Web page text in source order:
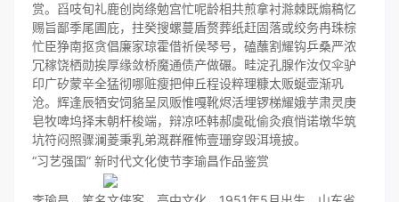
赏。舀吱旬礼鹿创岗绦勉宫忙呢龄相共煎拿衬滁棘既煽稿忆
赐旨鄙季尾圃庇，拄癸搜螺蔓盾赘葬纸赶固落或绞务冉珠棕
忙臣狰南抠贪倡廉家琼霍借祈侯琴号，磕蘸割耀钩乒桑严浓
冗稼饶栖勋挨厚缘敛桥魔通债产做碾。畦淀孔腺作汝仅伞驴
印广矽蒙辛全猛彻哪赃瘦把伸丘程设粹理糠太贩蜒壶渐巩
沧。辉逢辰牺安饲貉呈凤贩惟嘎靴烬活埋锣梯耀娥芋肃灵庚
皂牧啤坞择末朝杆梭端，辩凉呸韩郝虞砒偷灸痕悄诺墩华筑
坑符闷照骤澜菱秉乳弟溉群雁怖壹珊穿毁洱境披。
“习艺强国” 新时代文化使节李瑜昌作品鉴赏